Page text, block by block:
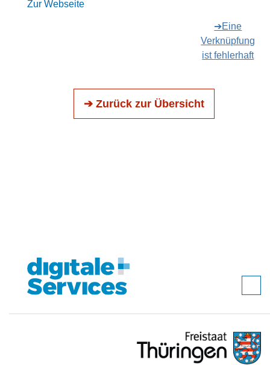
Zur Webseite
➔Eine
Verknüpfung
ist fehlerhaft
➔ Zurück zur Übersicht